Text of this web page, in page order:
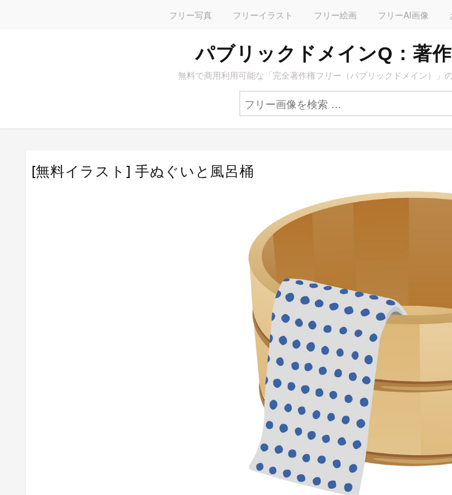
フリー写真 フリーイラスト フリー絵画 フリーAI画像
パブリックドメインQ：著
無料で商用利用可能な「完全著作権フリー（パブリックドメイン）」
[無料イラスト] 手ぬぐいと風呂桶